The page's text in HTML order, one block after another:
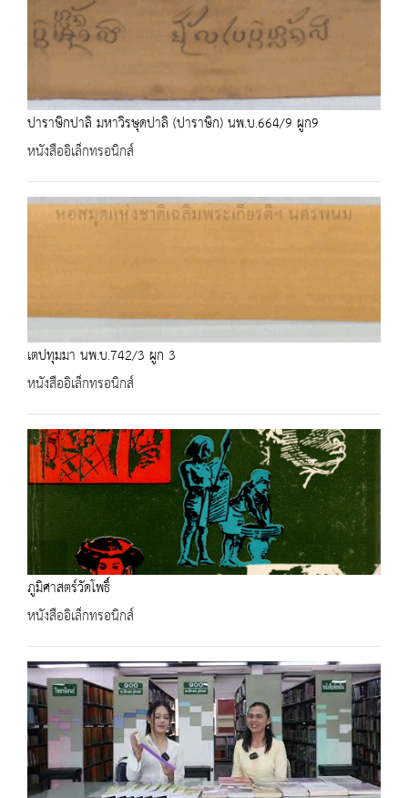
ปาราษิกปาลิ มหาวิรษุดปาลิ (ปาราษิก) นพ.บ.664/9 ผูก9
หนังสืออิเล็กทรอนิกส์
เตปทุมมา นพ.บ.742/3 ผูก 3
หนังสืออิเล็กทรอนิกส์
ภูมิศาสตร์วัดโพธิ์
หนังสืออิเล็กทรอนิกส์